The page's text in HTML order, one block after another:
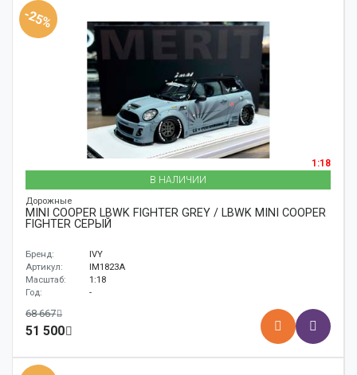
-25%
1:18
В НАЛИЧИИ
Дорожные
MINI COOPER LBWK FIGHTER GREY / LBWK MINI COOPER
FIGHTER СЕРЫЙ
Бренд:
IVY
Артикул:
IM1823A
Масштаб:
1:18
Год:
-
68 667
51 500